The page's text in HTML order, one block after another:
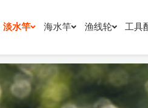
淡水竿 海水竿 渔线轮 工具